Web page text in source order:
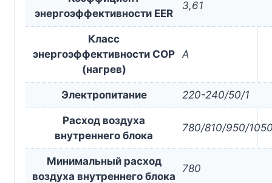
энергоэффективности EER
3,61
Класс
энергоэффективности COP
(нагрев)
A
Электропитание 220-240/50/1
Расход воздуха
внутреннего блока
780/810/950/
Минимальный расход
воздуха внутреннего блока
780